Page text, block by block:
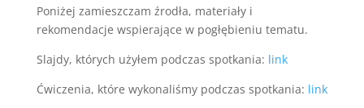
Poniżej zamieszczam źrodła, materiały i
rekomendacje wspierające w pogłębieniu tematu.
Slajdy, których użyłem podczas spotkania: link
Ćwiczenia, które wykonaliśmy podczas spotkania: link